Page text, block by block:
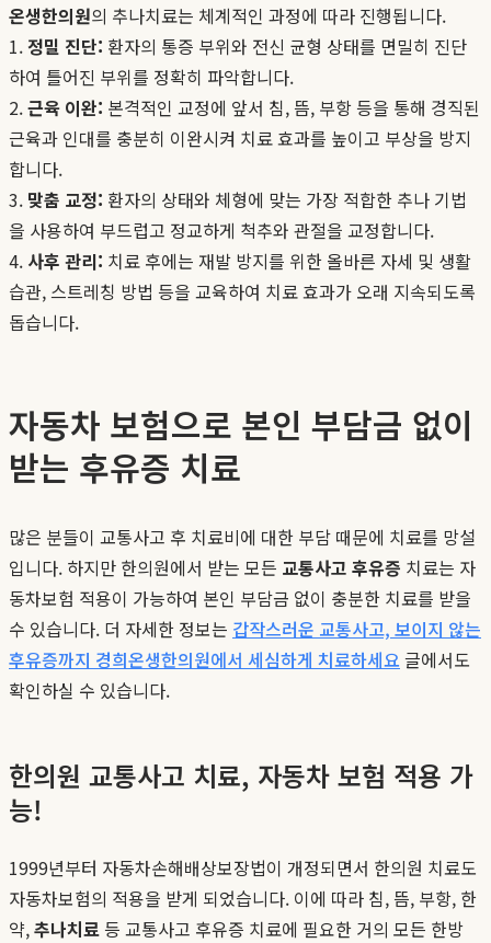
온생한의원의 추나치료는 체계적인 과정에 따라 진행됩니다.
1. 정밀 진단: 환자의 통증 부위와 전신 균형 상태를 면밀히 진단
하여 틀어진 부위를 정확히 파악합니다.
2.근육 이완: 본격적인 교정에 앞서 침, 뜸, 부항 등을 통해 경직된
근육과 인대를 충분히 이완시켜 치료 효과를 높이고 부상을 방지
합니다.
3. 맞춤 교정: 환자의 상태와 체형에 맞는 가장 적합한 추나 기법
을 사용하여 부드럽고 정교하게 척추와 관절을 교정합니다.
4. 사후 관리: 치료 후에는 재발 방지를 위한 올바른 자세 및 생활
습관, 스트레칭 방법 등을 교육하여 치료 효과가 오래 지속되도록
돕습니다.
자동차 보험으로 본인 부담금 없이
받는 후유증 치료
많은 분들이 교통사고 후 치료비에 대한 부담 때문에 치료를 망설
입니다. 하지만 한의원에서 받는 모든 교통사고 후유증 치료는 자
동차보험 적용이 가능하여 본인 부담금 없이 충분한 치료를 받을
수 있습니다. 더 자세한 정보는 갑작스러운 교통사고, 보이지 않는
후유증까지 경희온생한의원에서 세심하게 치료하세요글에서도
확인하실 수 있습니다.
한의원 교통사고 치료, 자동차 보험 적용 가
능!
1999년부터 자동차손해배상보장법이 개정되면서 한의원 치료도
자동차보험의 적용을 받게 되었습니다. 이에 따라 침, 뜸, 부항, 한
약,추나치료 등 교통사고 후유증 치료에 필요한 거의 모든 한방